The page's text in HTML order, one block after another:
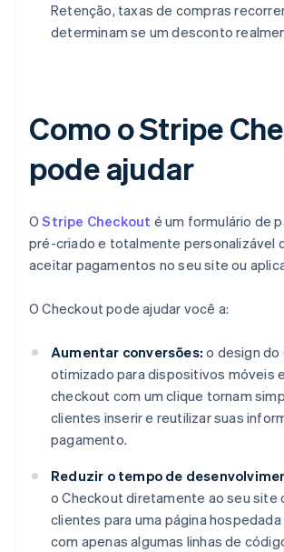
Retenção, taxas de compras
determinam se um desconto
Como o Stripe
pode ajudar
OStripe Checkout é um formulário de
pré-criado e totalmente personalizável
aceitar pagamentos no seu site ou
O Checkout pode ajudar você a:
Aumentar conversões: o design
otimizado para dispositivos móveis
checkout com um clique tornam
clientes inserir e reutilizar suas
pagamento.
Reduzir o tempo de
o Checkout diretamente ao seu site
clientes para uma página
com apenas algumas linhas de